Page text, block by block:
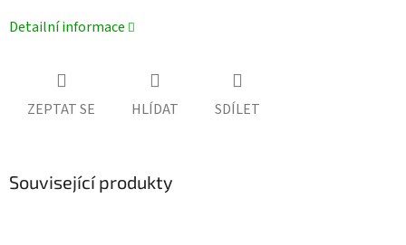
Detailní informace
ZEPTAT SE HLÍDAT SDÍLET
Související produkty